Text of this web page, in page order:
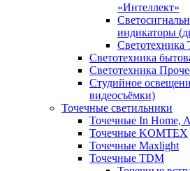
«Интеллект»
индикаторы
Светотехника
Светотехника
Светотехника
Студийное
видеосъёмки)
Точечные светильники
Точечные In Home,
Точечные KOMTEX
Точечные Maxlight
Точечные TDM